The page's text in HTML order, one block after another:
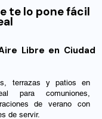
te lo pone fácil
Libre en Ciudad
terrazas y patios en
para comuniones,
de verano con
de servir.